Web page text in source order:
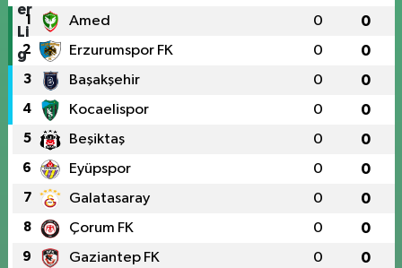
1 Amed 0 0
2 Erzurumspor FK 0 0
3 Başakşehir 0 0
4 Kocaelispor 0 0
5 Beşiktaş 0 0
6 Eyüpspor 0 0
7 Galatasaray 0 0
8 Çorum FK 0 0
9 Gaziantep FK 0 0